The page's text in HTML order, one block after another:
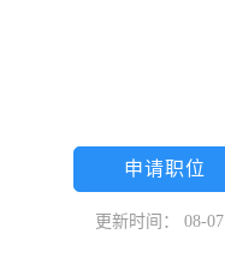
申请职位
更新时间： 08-07